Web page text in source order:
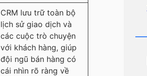
CRM lưu trữ toàn bộ
lịch sử giao dịch và
các cuộc trò chuyện
với khách hàng, giúp
đội ngũ bán hàng có
cái nhìn rõ ràng về